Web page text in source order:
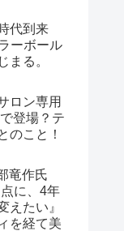
代到来
ーボール
まる。
ロン専用
登場？テ
のこと！
竜作氏
点に、4年
えたい』
を経て美